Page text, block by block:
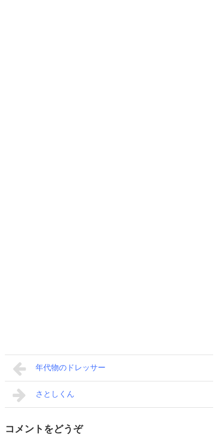
年代物のドレッサー
さとしくん
コメントをどうぞ